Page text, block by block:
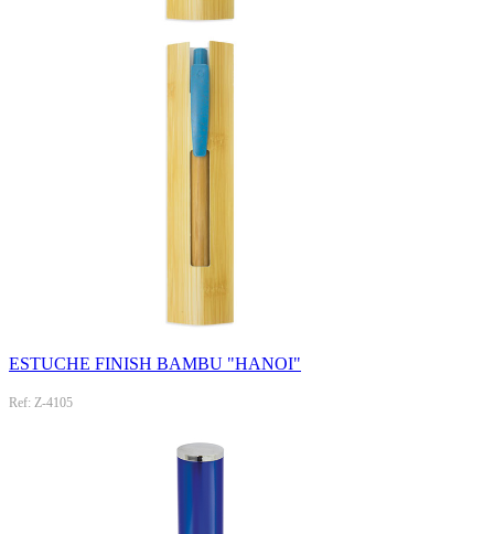
ESTUCHE FINISH BAMBU "HANOI"
Ref: Z-4105